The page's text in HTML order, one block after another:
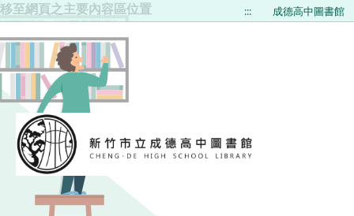
移至網頁之主要內容區位置 ::: 成德高中圖書館